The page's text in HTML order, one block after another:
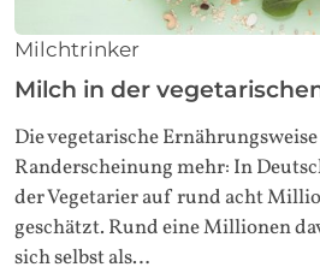
Milchtrinker
Milch in der
Die vegetarische
Randerscheinung mehr: In
der Vegetarier auf rund acht
geschätzt. Rund eine Millionen
sich selbst als…